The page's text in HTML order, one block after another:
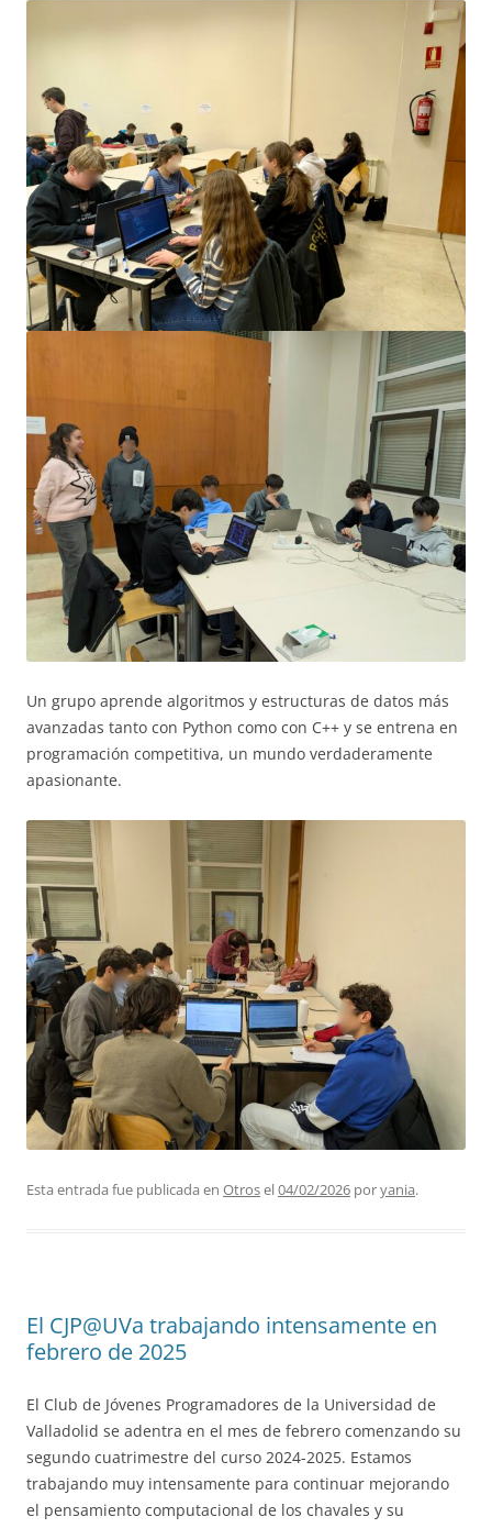
Un grupo aprende algoritmos y estructuras de datos más
avanzadas tanto con Python como con C++ y se entrena en
programación competitiva, un mundo verdaderamente
apasionante.
Esta entrada fue publicada en Otrosel04/02/2026 poryania.
El CJP@UVa trabajando intensamente en
febrero de 2025
El Club de Jóvenes Programadores de la Universidad de
Valladolid se adentra en el mes de febrero comenzando su
segundo cuatrimestre del curso 2024-2025. Estamos
trabajando muy intensamente para continuar mejorando
el pensamiento computacional de los chavales y su